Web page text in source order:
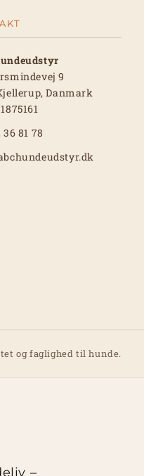
9
Danmark
36 81 78
og faglighed til hunde.
–